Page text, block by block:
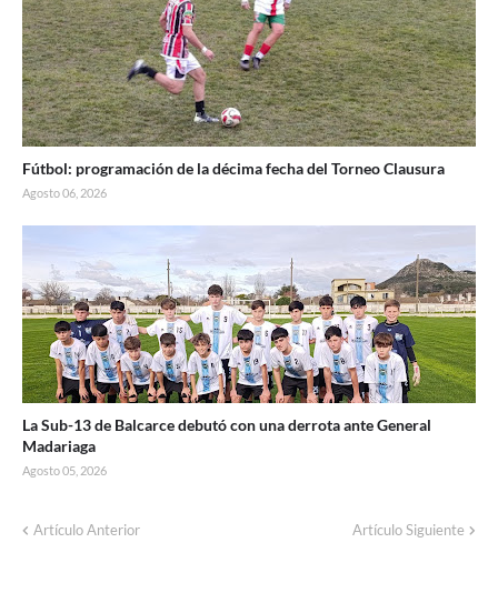
Fútbol: programación de la décima fecha del Torneo Clausura
Agosto 06, 2026
La Sub-13 de Balcarce debutó con una derrota ante General
Madariaga
Agosto 05, 2026
Artículo Anterior Artículo Siguiente